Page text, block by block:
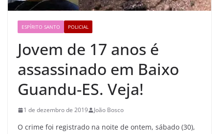
ESPÍRITO SANTO POLICIAL
Jovem de 17 anos é
assassinado em Baixo
Guandu-ES. Veja!
1 de dezembro de 2019 João Bosco
O crime foi registrado na noite de ontem, sábado (30),